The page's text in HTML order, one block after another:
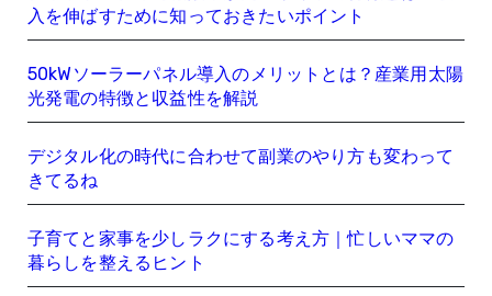
入を伸ばすために知っておきたいポイント
50kWソーラーパネル導入のメリットとは？産業用太陽
光発電の特徴と収益性を解説
デジタル化の時代に合わせて副業のやり方も変わって
きてるね
子育てと家事を少しラクにする考え方｜忙しいママの
暮らしを整えるヒント